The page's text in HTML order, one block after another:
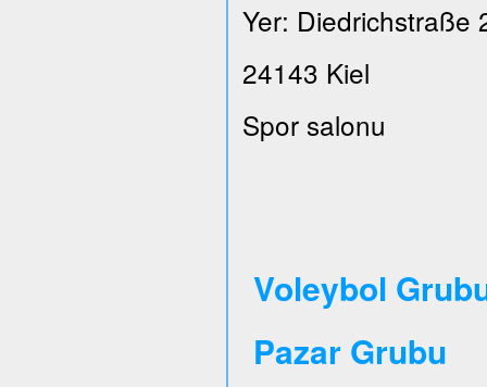
Yer: Diedrichstraße
24143 Kiel
Spor salonu
Voleybol
Pazar Grubu